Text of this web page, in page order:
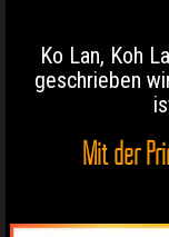
Ko Lan, Koh
geschrieben
Mit der